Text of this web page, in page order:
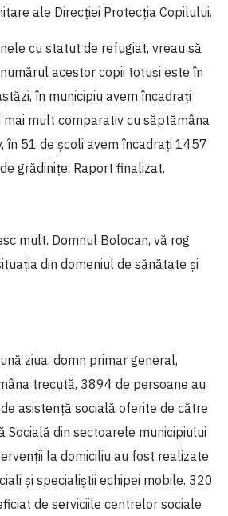
ale Direcției Protecția Copilului.
cu statut de refugiat, vreau să
acestor copii totuși este în
în municipiu avem încadrați
mult comparativ cu săptămâna
în 51 de școli avem încadrați 1457
grădinițe. Raport finalizat.
mult. Domnul Bolocan, vă rog
din domeniul de sănătate și
ziua, domn primar general,
trecută, 3894 de persoane au
asistență socială oferite de către
Socială din sectoarele municipiului
la domiciliu au fost realizate
și specialiștii echipei mobile. 320
de serviciile centrelor sociale